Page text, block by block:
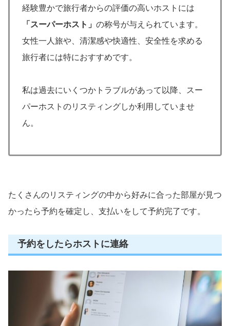
経験豊かで旅行者からの評価の高いホストには
「スーパーホスト」 の称号が与えられています。
女性一人旅や、清潔感や快適性、安全性を求める
旅行者には特におすすめです。
私は過去にいくつかトラブルがあって以降、スー
パーホストのリスティングしか利用していませ
ん。
たくさんのリスティングの中から好みに合った部屋が見つ
かったら予約を確定し、支払いをして予約完了です。
予約をしたらホストに連絡